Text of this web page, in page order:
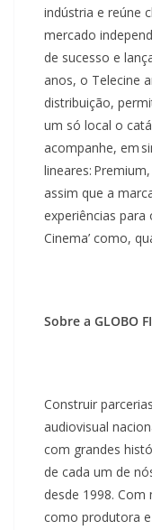
indústria e reúne
mercado
de sucesso e
anos, o Telecine
distribuição,
um só local o
acompanhe, em
lineares:
assim que a
experiências para
Cinema’ como,
Sobre a GLOBO
Construir
audiovisual
com grandes
de cada um de
desde 1998.
como produtora